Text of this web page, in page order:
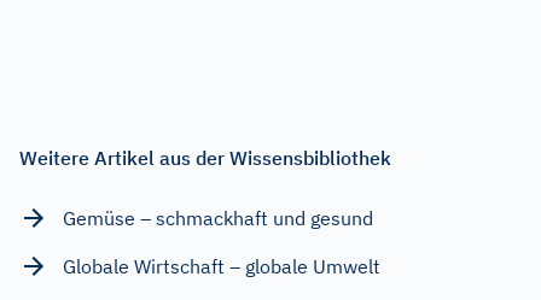
Weitere Artikel aus der Wissensbibliothek
Gemüse – schmackhaft und gesund
Globale Wirtschaft – globale Umwelt